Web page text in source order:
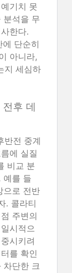
기치 못
분석을 무
한다.
에 단순히
아니라,
지 세심하
후 데
반전 중계
에 실질
비교 분
예를 들
으로 전반
. 콜라티
주변의
시적으
시키려
를 확인
차단한 크